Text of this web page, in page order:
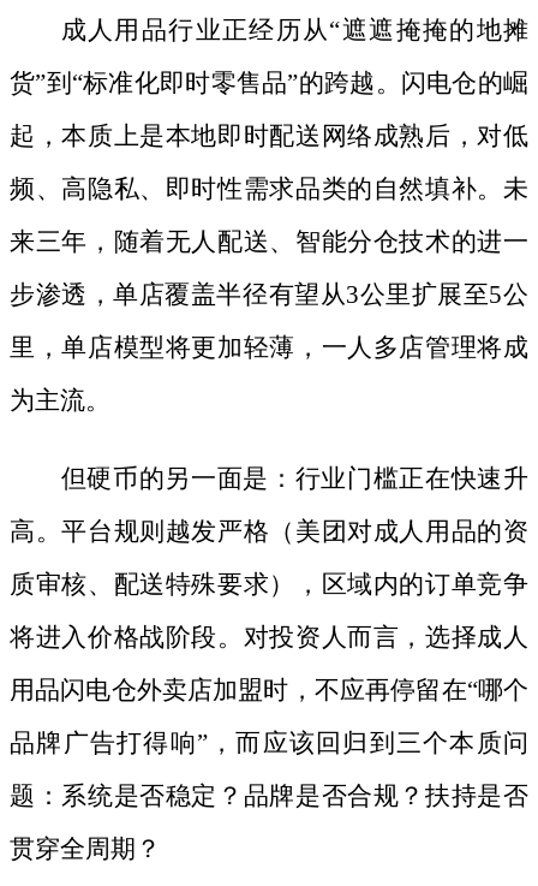
成人用品行业正经历从“遮遮掩掩的地摊
货”到“标准化即时零售品”的跨越。闪电仓的崛
起，本质上是本地即时配送网络成熟后，对低
频、高隐私、即时性需求品类的自然填补。未
来三年，随着无人配送、智能分仓技术的进一
步渗透，单店覆盖半径有望从3公里扩展至5公
里，单店模型将更加轻薄，一人多店管理将成
为主流。
但硬币的另一面是：行业门槛正在快速升
高。平台规则越发严格（美团对成人用品的资
质审核、配送特殊要求），区域内的订单竞争
将进入价格战阶段。对投资人而言，选择成人
用品闪电仓外卖店加盟时，不应再停留在“哪个
品牌广告打得响”，而应该回归到三个本质问
题：系统是否稳定？品牌是否合规？扶持是否
贯穿全周期？